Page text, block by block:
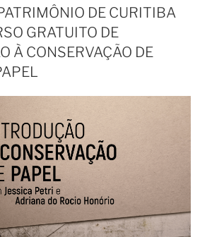
DE CURITIBA
GRATUITO DE
À CONSERVAÇÃO DE